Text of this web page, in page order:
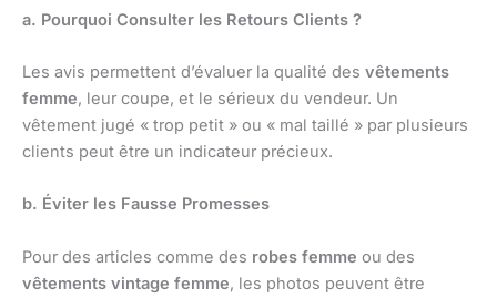
a. Pourquoi Consulter les Retours Clients ?
Les avis permettent d’évaluer la qualité des vêtements
femme, leur coupe, et le sérieux du vendeur. Un
vêtement jugé « trop petit » ou « mal taillé » par plusieurs
clients peut être un indicateur précieux.
b. Éviter les Fausse Promesses
Pour des articles comme des robes femme ou des
vêtements vintage femme, les photos peuvent être